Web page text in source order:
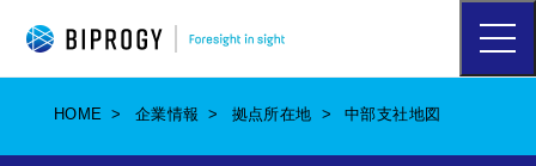
ハ
ン
ー
HOME 企業情報 拠点所在地 中部支社地図